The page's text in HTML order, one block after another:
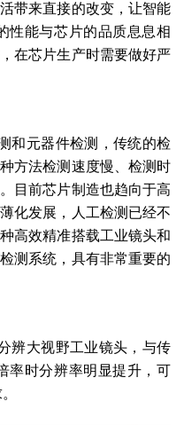
带来直接的改变，让智能
性能与芯片的品质息息相
在芯片生产时需要做好严
和元器件检测，传统的检
方法检测速度慢、检测时
目前芯片制造也趋向于高
化发展，人工检测已经不
高效精准搭载工业镜头和
检测系统，具有非常重要的
辨大视野工业镜头，与传
率时分辨率明显提升，可